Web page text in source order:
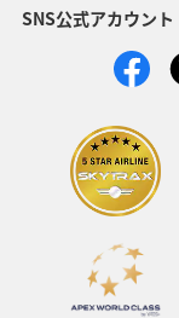
SNS公式アカウント